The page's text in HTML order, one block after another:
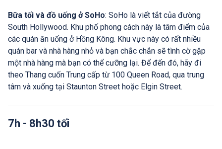
Bữa tối và đồ uống ở SoHo: SoHo là viết tắt của đường
South Hollywood. Khu phố phong cách này là tâm điểm của
các quán ăn uống ở Hồng Kông. Khu vực này có rất nhiều
quán bar và nhà hàng nhỏ và bạn chắc chắn sẽ tình cờ gặp
một nhà hàng mà bạn có thể cưỡng lại. Để đến đó, hãy đi
theo Thang cuốn Trung cấp từ 100 Queen Road, qua trung
tâm và xuống tại Staunton Street hoặc Elgin Street.
7h - 8h30 tối